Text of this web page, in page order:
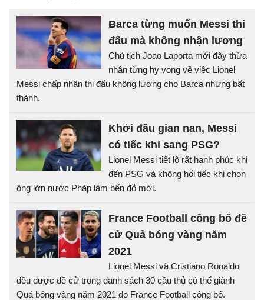
Barca từng muốn Messi thi
đấu mà không nhận lương
Chủ tịch Joao Laporta mới đây thừa
nhận từng hy vọng về việc Lionel
Messi chấp nhận thi đấu không lương cho Barca nhưng bất
thành.
Khởi đầu gian nan, Messi
có tiếc khi sang PSG?
Lionel Messi tiết lộ rất hạnh phúc khi
đến PSG và không hối tiếc khi chọn
ông lớn nước Pháp làm bến đỗ mới.
France Football công bố đề
cử Quả bóng vàng năm
2021
Lionel Messi và Cristiano Ronaldo
đều được đề cử trong danh sách 30 cầu thủ có thể giành
Quả bóng vàng năm 2021 do France Football công bố.